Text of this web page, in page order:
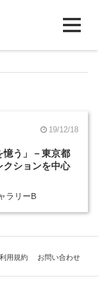
19/12/18
憶う」－東京都
クションを中心
ラリーB
利用規約 お問い合わせ